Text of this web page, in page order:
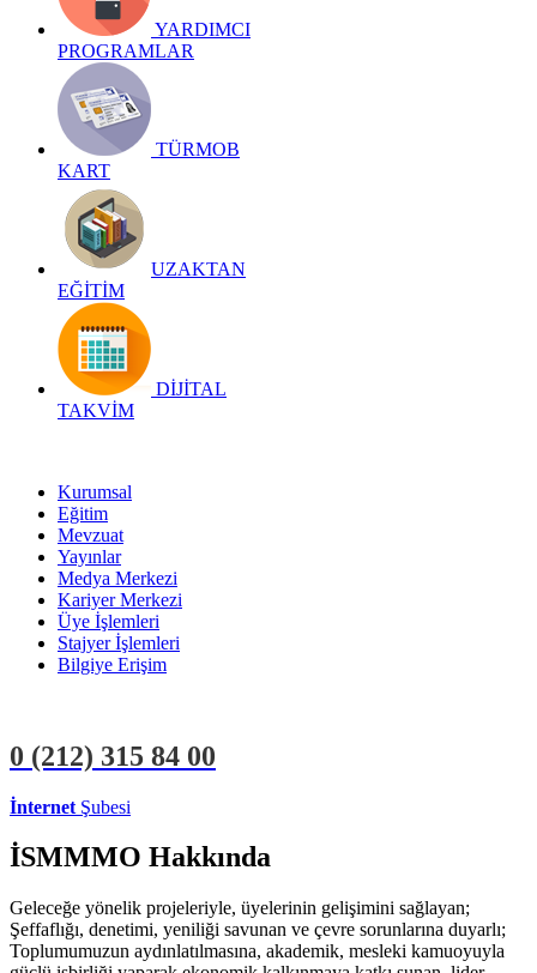
YARDIMCI
PROGRAMLAR
TÜRMOB
KART
UZAKTAN
EĞİTİM
DİJİTAL
TAKVİM
Kurumsal
Eğitim
Mevzuat
Yayınlar
Medya Merkezi
Kariyer Merkezi
Üye İşlemleri
Stajyer İşlemleri
Bilgiye Erişim
0 (212) 315 84 00
İnternet Şubesi
İSMMMO Hakkında
Geleceğe yönelik projeleriyle, üyelerinin gelişimini sağlayan;
Şeffaflığı, denetimi, yeniliği savunan ve çevre sorunlarına duyarlı;
Toplumumuzun aydınlatılmasına, akademik, mesleki kamuoyuyla